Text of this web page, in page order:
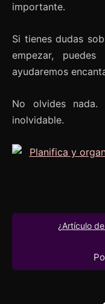
importante.
Si tienes dudas
empezar, puedes
ayudaremos
No olvides
inolvidable.
¿Artículo